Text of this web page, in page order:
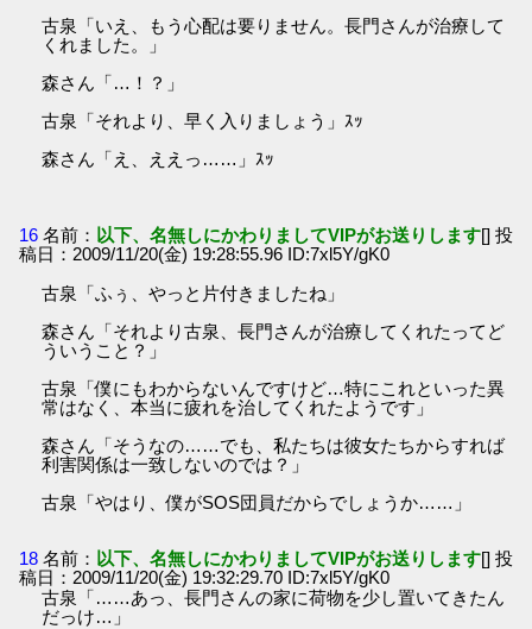
古泉「いえ、もう心配は要りません。長門さんが治療して
くれました。」
森さん「…！？」
古泉「それより、早く入りましょう」ｽｯ
森さん「え、ええっ……」ｽｯ
16 名前： 以下、名無しにかわりましてVIPがお送りします[] 投
稿日：2009/11/20(金) 19:28:55.96 ID:7xl5Y/gK0
古泉「ふぅ、やっと片付きましたね」
森さん「それより古泉、長門さんが治療してくれたってど
ういうこと？」
古泉「僕にもわからないんですけど…特にこれといった異
常はなく、本当に疲れを治してくれたようです」
森さん「そうなの……でも、私たちは彼女たちからすれば
利害関係は一致しないのでは？」
古泉「やはり、僕がSOS団員だからでしょうか……」
18 名前： 以下、名無しにかわりましてVIPがお送りします[] 投
稿日：2009/11/20(金) 19:32:29.70 ID:7xl5Y/gK0
古泉「……あっ、長門さんの家に荷物を少し置いてきたん
だっけ…」